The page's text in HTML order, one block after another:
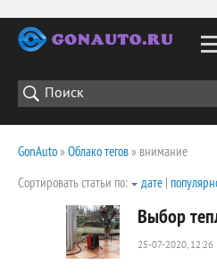
GonAuto» Облако тегов» внимание
Сортировать статьи по:
дате |
Выбор
25-07-2020, 12:26